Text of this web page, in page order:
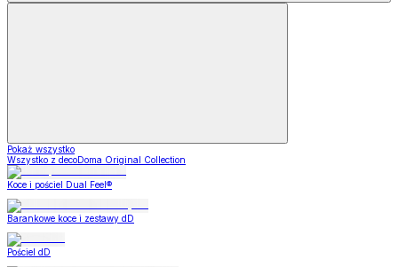
Pokaż wszystko
Wszystko z decoDoma Original Collection
Koce i pościel Dual Feel®
Barankowe koce i zestawy dD
Pościel dD